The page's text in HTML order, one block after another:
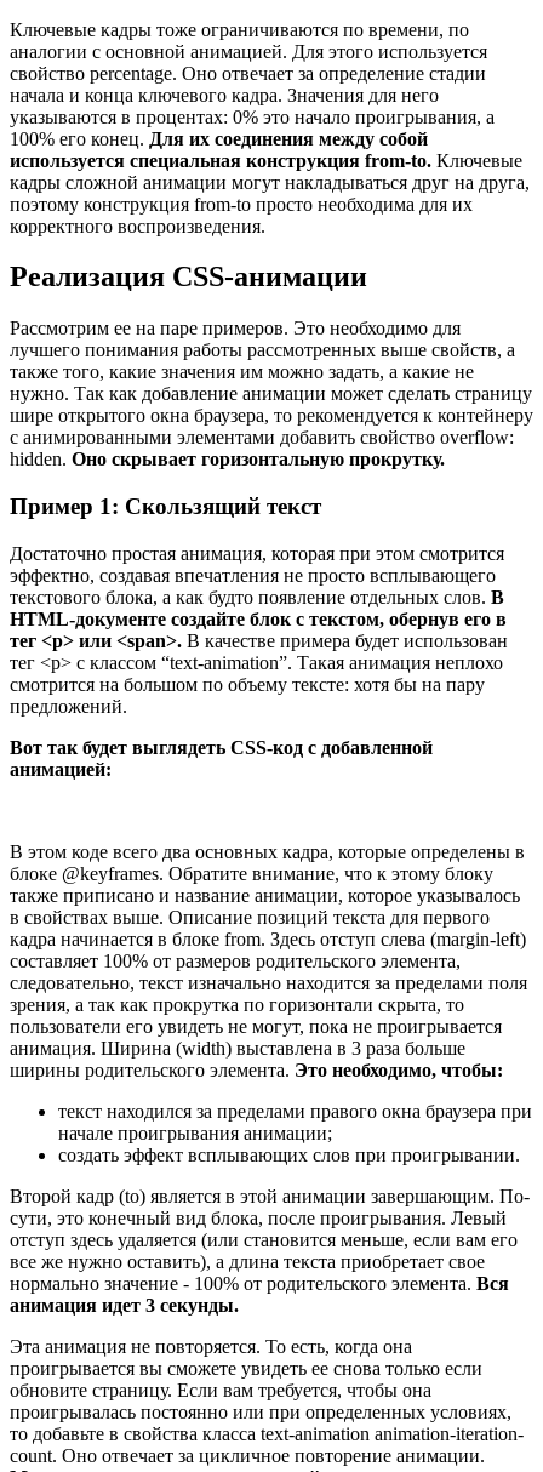
Ключевые кадры тоже ограничиваются по времени, по
аналогии с основной анимацией. Для этого используется
свойство percentage. Оно отвечает за определение стадии
начала и конца ключевого кадра. Значения для него
указываются в процентах: 0% это начало проигрывания, а
100% его конец. Для их соединения между собой
используется специальная конструкция from-to. Ключевые
кадры сложной анимации могут накладываться друг на друга,
поэтому конструкция from-to просто необходима для их
корректного воспроизведения.
Реализация CSS-анимации
Рассмотрим ее на паре примеров. Это необходимо для
лучшего понимания работы рассмотренных выше свойств, а
также того, какие значения им можно задать, а какие не
нужно. Так как добавление анимации может сделать страницу
шире открытого окна браузера, то рекомендуется к контейнеру
с анимированными элементами добавить свойство overflow:
hidden. Оно скрывает горизонтальную прокрутку.
Пример 1: Скользящий текст
Достаточно простая анимация, которая при этом смотрится
эффектно, создавая впечатления не просто всплывающего
текстового блока, а как будто появление отдельных слов. В
HTML-документе создайте блок с текстом, обернув его в
тег <p> или <span>. В качестве примера будет использован
тег <p> с классом “text-animation”. Такая анимация неплохо
смотрится на большом по объему тексте: хотя бы на пару
предложений.
Вот так будет выглядеть CSS-код с добавленной
анимацией:
В этом коде всего два основных кадра, которые определены в
блоке @keyframes. Обратите внимание, что к этому блоку
также приписано и название анимации, которое указывалось
в свойствах выше. Описание позиций текста для первого
кадра начинается в блоке from. Здесь отступ слева (margin-left)
составляет 100% от размеров родительского элемента,
следовательно, текст изначально находится за пределами поля
зрения, а так как прокрутка по горизонтали скрыта, то
пользователи его увидеть не могут, пока не проигрывается
анимация. Ширина (width) выставлена в 3 раза больше
ширины родительского элемента. Это необходимо, чтобы:
текст находился за пределами правого окна браузера при
начале проигрывания анимации;
создать эффект всплывающих слов при проигрывании.
Второй кадр (to) является в этой анимации завершающим. По-
сути, это конечный вид блока, после проигрывания. Левый
отступ здесь удаляется (или становится меньше, если вам его
все же нужно оставить), а длина текста приобретает свое
нормально значение - 100% от родительского элемента. Вся
анимация идет 3 секунды.
Эта анимация не повторяется. То есть, когда она
проигрывается вы сможете увидеть ее снова только если
обновите страницу. Если вам требуется, чтобы она
проигрывалась постоянно или при определенных условиях,
то добавьте в свойства класса text-animation animation-iteration-
count. Оно отвечает за цикличное повторение анимации.